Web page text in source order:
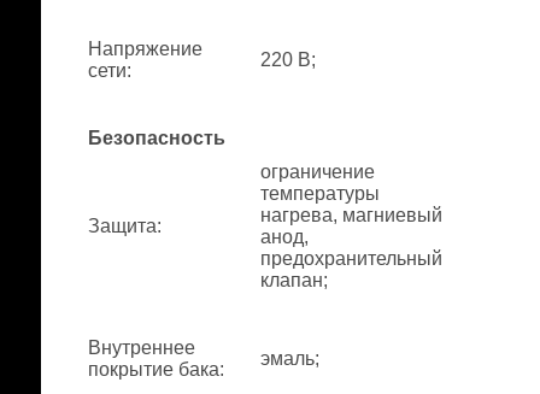
Напряжение
сети:
220 В;
Безопасность
Защита:
ограничение
температуры
нагрева, магниевый
анод,
предохранительный
клапан;
Внутреннее
покрытие бака:
эмаль;